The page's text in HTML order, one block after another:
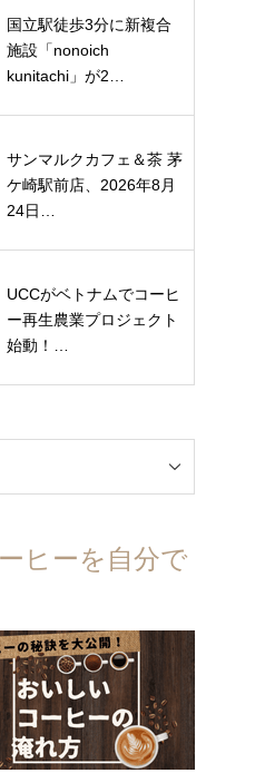
国立駅徒歩3分に新複合
施設「nonoich
kunitachi」が2…
サンマルクカフェ＆茶 茅
ケ崎駅前店、2026年8月
24日…
UCCがベトナムでコーヒ
ー再生農業プロジェクト
始動！…
ヒーを自分で